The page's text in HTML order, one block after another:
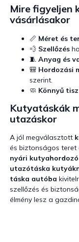
Mire figyeljen
vásárlásakor
📏 Méret és
💨 Szellőzés
🧵 Anyag és
🎒 Hordozási
szerint.
🧼 Könnyű
Kutyatáskák
utazáskor
A jól megválasztott
és biztonságos teret
nyári
utazótáska
táska autóba
szellőzés és
élmény lesz a